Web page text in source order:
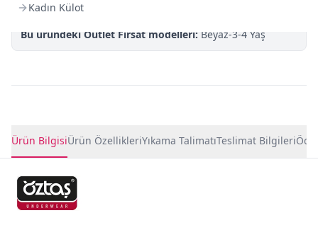
Kadın Külot
Bu üründeki Outlet Fırsat modelleri: Beyaz-3-4 Yaş
Ürün BilgisiÜrün ÖzellikleriYıkama TalimatıTeslimat Bilgileri